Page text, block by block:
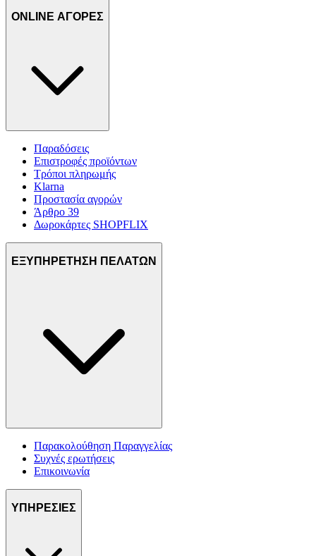
ONLINE ΑΓΟΡΕΣ
Παραδόσεις
Επιστροφές προϊόντων
Τρόποι πληρωμής
Klarna
Προστασία αγορών
Άρθρο 39
Δωροκάρτες SHOPFLIX
ΕΞΥΠΗΡΕΤΗΣΗ ΠΕΛΑΤΩΝ
Παρακολούθηση Παραγγελίας
Συχνές ερωτήσεις
Επικοινωνία
ΥΠΗΡΕΣΙΕΣ